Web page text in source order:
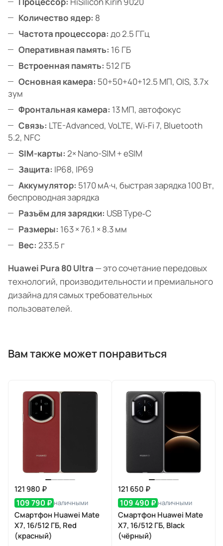
Количество ядер: 8
Частота процессора: до 2.5 ГГц
Оперативная память: 16 ГБ
Встроенная память: 512 ГБ
Основная камера: 50+50+40+12.5 МП, OIS, 3.7x
зум
Фронтальная камера: 13 МП, автофокус
Связь: LTE-Advanced, VoLTE, Wi‑Fi 7, Bluetooth
5.2, NFC
SIM-карты: 2× Nano-SIM + eSIM
Защита: IP68, IP69
Аккумулятор: 5170 мА·ч, быстрая зарядка 100 Вт,
беспроводная зарядка
Разъём для зарядки: USB Type‑C
Размеры: 163 × 76.1 × 8.3 мм
Вес: 233.5 г
Huawei Pura 80 Ultra — это сочетание передовых
технологий, производительности и премиального
дизайна для самых требовательных
пользователей.
Вам также может понравиться
121 980 ₽
109 790 ₽ наличными
Смартфон Huawei Mate
X7, 16/512 ГБ, Red
(красный)
121 650 ₽
109 490 ₽ наличными
Смартфон Huawei Mate
X7, 16/512 ГБ, Black
(чёрный)